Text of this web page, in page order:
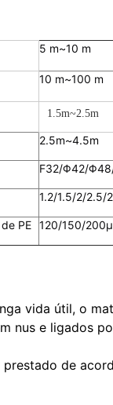
5 m~10 m
10 m~100 m
1.5m~2.5m
2.5m~4.5m
F32/Φ42/
1.2/1.5/2/2.5/
PE 120/150/
vida útil, o
nus e ligados
de